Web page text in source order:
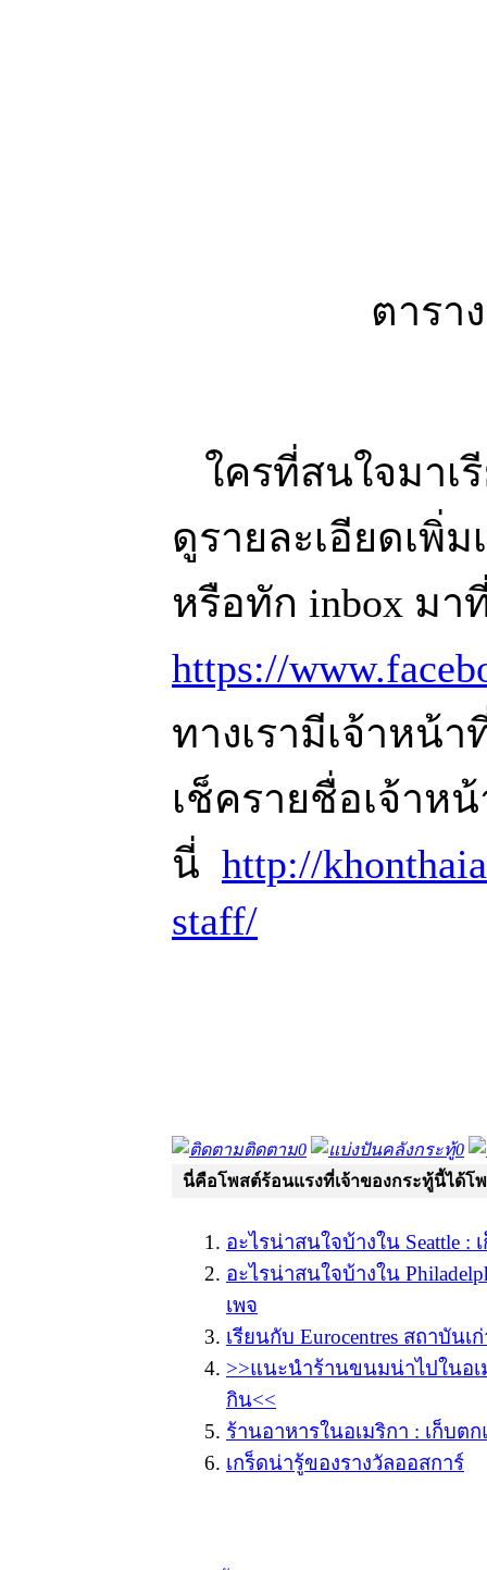
ตารา
ใครที่สนใจมาเ
ดูรายละเอียดเพิ่
หรือทัก inbox มา
https://
ทางเรามีเจ้าหน้
เช็ครายชื่อเจ้าห
นี่ http://
staff/
ติดตาม0 คลังกระทู้0
นี่คือโพสต์ร้อนแรงที่เจ้าของกระทู้นี้ได้โพ
อะไรน่าสนใจบ้างใน Seattle :
อะไรน่าสนใจบ้างใน
เพจ
เรียนกับ Eurocentres สถาบันเ
>>แนะนำร้านขนมน่าไปในอ
กิน<<
ร้านอาหารในอเมริกา : เก็บต
เกร็ดน่ารู้ของรางวัลออสการ์